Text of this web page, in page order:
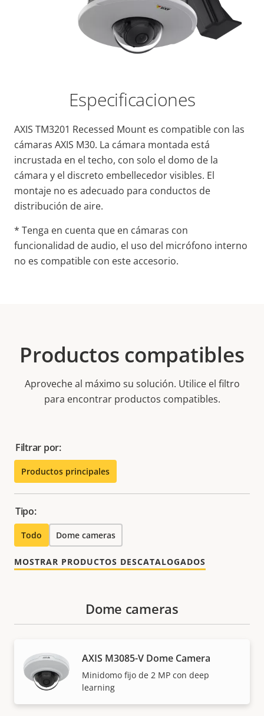
Especificaciones
AXIS TM3201 Recessed Mount es compatible con las
cámaras AXIS M30. La cámara montada está
incrustada en el techo, con solo el domo de la
cámara y el discreto embellecedor visibles. El
montaje no es adecuado para conductos de
distribución de aire.
* Tenga en cuenta que en cámaras con
funcionalidad de audio, el uso del micrófono interno
no es compatible con este accesorio.
Productos compatibles
Aproveche al máximo su solución. Utilice el filtro
para encontrar productos compatibles.
Filtrar por:
Productos principales
Tipo:
Todo Dome cameras
MOSTRAR PRODUCTOS DESCATALOGADOS
Dome cameras
AXIS M3085-V Dome Camera
Minidomo fijo de 2 MP con deep
learning